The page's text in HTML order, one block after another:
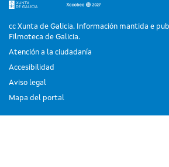
cc Xunta de Galicia. Información mantida e
Filmoteca de Galicia.
Atención a la ciudadanía
Accesibilidad
Aviso legal
Mapa del portal